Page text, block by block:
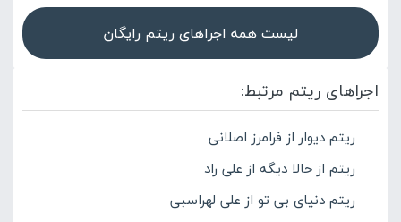
لیست همه اجراهای ریتم رایگان
اجراهای ریتم مرتبط:
ریتم دیوار از فرامرز اصلانی
ریتم از حالا دیگه از علی راد
ریتم دنیای بی تو از علی لهراسبی